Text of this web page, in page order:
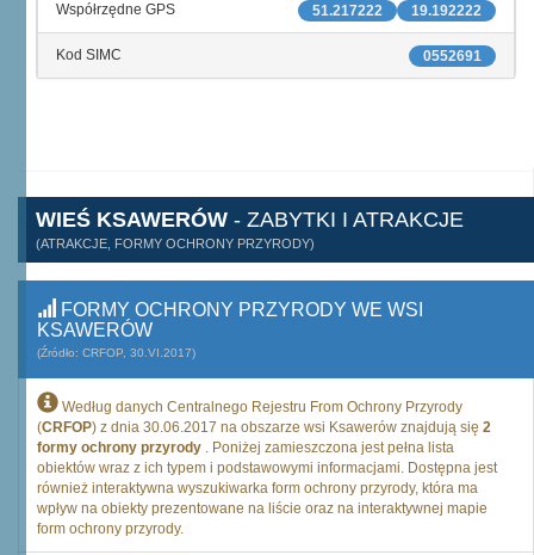
19.192222
51.217222
Współrzędne GPS
0552691
Kod SIMC
WIEŚ KSAWERÓW - ZABYTKI I ATRAKCJE
(ATRAKCJE, FORMY OCHRONY PRZYRODY)
FORMY OCHRONY PRZYRODY WE WSI
KSAWERÓW
(Źródło: CRFOP, 30.VI.2017)
Według danych Centralnego Rejestru From Ochrony Przyrody
(CRFOP) z dnia 30.06.2017 na obszarze wsi Ksawerów znajdują się 2
formy ochrony przyrody . Poniżej zamieszczona jest pełna lista
obiektów wraz z ich typem i podstawowymi informacjami. Dostępna jest
również interaktywna wyszukiwarka form ochrony przyrody, która ma
wpływ na obiekty prezentowane na liście oraz na interaktywnej mapie
form ochrony przyrody.